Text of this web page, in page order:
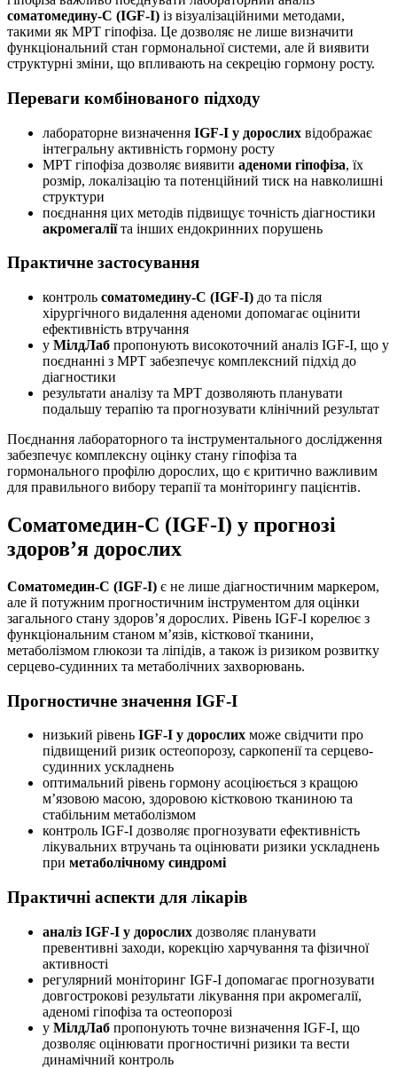
соматомедину-С (IGF-I) із візуалізаційними методами,
такими як МРТ гіпофіза. Це дозволяє не лише визначити
функціональний стан гормональної системи, але й виявити
структурні зміни, що впливають на секрецію гормону росту.
Переваги комбінованого підходу
лабораторне визначення IGF-I у дорослих відображає
інтегральну активність гормону росту
МРТ гіпофіза дозволяє виявити аденоми гіпофіза, їх
розмір, локалізацію та потенційний тиск на навколишні
структури
поєднання цих методів підвищує точність діагностики
акромегаліїта інших ендокринних порушень
Практичне застосування
контроль соматомедину-С (IGF-I) до та після
хірургічного видалення аденоми допомагає оцінити
ефективність втручання
у МілдЛаб пропонують високоточний аналіз IGF-I, що у
поєднанні з МРТ забезпечує комплексний підхід до
діагностики
результати аналізу та МРТ дозволяють планувати
подальшу терапію та прогнозувати клінічний результат
Поєднання лабораторного та інструментального дослідження
забезпечує комплексну оцінку стану гіпофіза та
гормонального профілю дорослих, що є критично важливим
для правильного вибору терапії та моніторингу пацієнтів.
Соматомедин-С (IGF-I) у прогнозі
здоров’я дорослих
Соматомедин-С (IGF-I) є не лише діагностичним маркером,
але й потужним прогностичним інструментом для оцінки
загального стану здоров’я дорослих. Рівень IGF-I корелює з
функціональним станом м’язів, кісткової тканини,
метаболізмом глюкози та ліпідів, а також із ризиком розвитку
серцево-судинних та метаболічних захворювань.
Прогностичне значення IGF-I
низький рівень IGF-I у дорослих може свідчити про
підвищений ризик остеопорозу, саркопенії та серцево-
судинних ускладнень
оптимальний рівень гормону асоціюється з кращою
м’язовою масою, здоровою кістковою тканиною та
стабільним метаболізмом
контроль IGF-I дозволяє прогнозувати ефективність
лікувальних втручань та оцінювати ризики ускладнень
при метаболічному синдромі
Практичні аспекти для лікарів
аналіз IGF-I у дорослих дозволяє планувати
превентивні заходи, корекцію харчування та фізичної
активності
регулярний моніторинг IGF-I допомагає прогнозувати
довгострокові результати лікування при акромегалії,
аденомі гіпофіза та остеопорозі
у МілдЛаб пропонують точне визначення IGF-I, що
дозволяє оцінювати прогностичні ризики та вести
динамічний контроль